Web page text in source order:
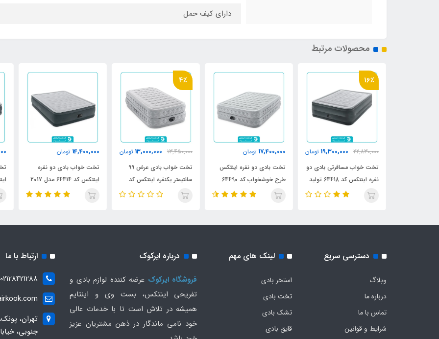
دارای کیف حمل
محصولات مرتبط
16٪
22,830,000
19,300,000 تومان
تخت خواب مسافرتی بادی دو
نفره اینتکس کد 64418 تولید
2024
17,400,000 تومان
تخت بادی دو نفره اینتکس
طرح خوشخواب کد 64490
4٪
13,450,000
13,000,000 تومان
تخت خواب بادی عرض 99
سانتیمتر یکنفره اینتکس کد
64488
14,400,000 تومان
تخت خواب بادی دو نفره
اینتکس کد 64414 مدل 2017
دسترسی سریع
وبلاگ
درباره ما
تماس با ما
شرایط و قوانین
لینک های مهم
استخر بادی
تخت بادی
تشک بادی
قایق بادی
درباره ایرکوک
فروشگاه ایرکوک عرضه کننده لوازم بادی و
تفریحی اینتکس، بست وی و اینتایم
همیشه در تلاش است تا با خدمات عالی
خود نامی ماندگار در ذهن مشتریان عزیز
ارتباط با ما
02128421288
تهران،